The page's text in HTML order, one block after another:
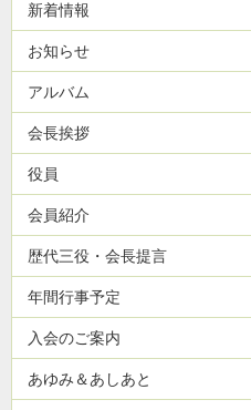
新着情報
お知らせ
アルバム
会長挨拶
役員
会員紹介
歴代三役・会長提言
年間行事予定
入会のご案内
あゆみ＆あしあと